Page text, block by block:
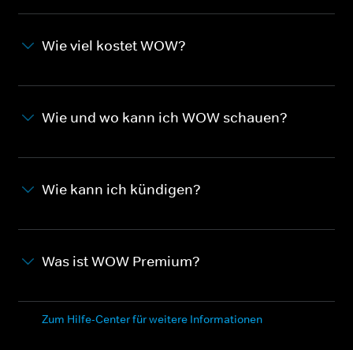
Wie viel kostet WOW?
Wie und wo kann ich WOW schauen?
Wie kann ich kündigen?
Was ist WOW Premium?
Zum Hilfe-Center für weitere Informationen